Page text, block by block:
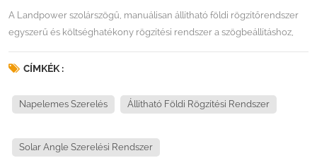
A Landpower szolárszögű, manuálisan állítható földi rögzítőrendszer
egyszerű és költséghatékony rögzítési rendszer a szögbeállításhoz,
amely akár 15%-kal növelheti a teljesítményt. Csak egy ember kell
egyet elvinni perc az ideális szög beállításához (0-60 fok között).
szerszáma 10 Nm-nél kisebb nyomatékkal. TECHNIKAI
INFORMÁCIÓTelepítési hely: nyitott talaj/lapos tetőÁllítható szög: 0-60
beállításának ideje: 1 percNyomaték beállítása:
CÍMKÉK :
Napelemes Szerelés Állítható Földi Rögzítési Rendszer
Solar Angle Szerelési Rendszer